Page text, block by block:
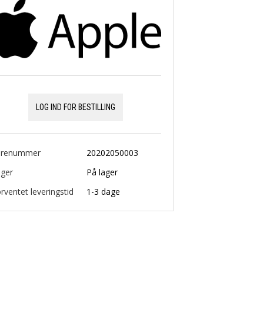
LOG IND FOR BESTILLING
20202050003
På lager
leveringstid
1-3 dage